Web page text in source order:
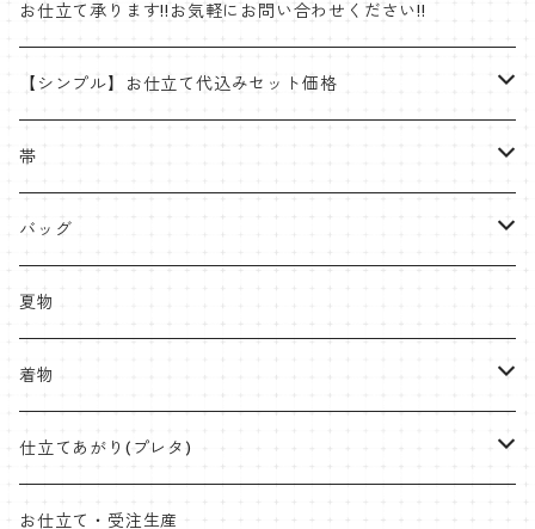
帯
ゴブラン織名古屋帯
半巾帯
着物
羽織
お仕立て承ります!!お気軽にお問い合わせください!!
【シンプル】お仕立て代込みセット価格
着物
片貝木綿
紬
帯
八寸名古屋
九寸名古屋
帯
名古屋帯・京袋帯
ミンサー
首里織
半幅帯
博多織
ミンサー
角帯
オリジナル角帯
兵児帯(仕立て上がり)
袋帯
バッグ
受注生産やOEMも承ります
ラタンハンドル
ワイドサイズ
クラッチバッグ
夏物
着物
片貝木綿
小千谷縮
仕立てあがり(プレタ)
帯
お仕立て・受注生産